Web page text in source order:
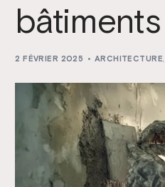
bâtiments
2 FÉVRIER 2025 ARCHITECTURE